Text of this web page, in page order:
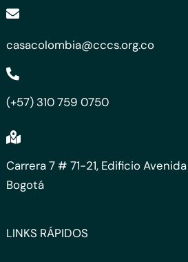
casacolombia@cccs.org.co
(+57) 310 759 0750
Carrera 7 # 71-21, Edificio
Bogotá
LINKS RÁPIDOS